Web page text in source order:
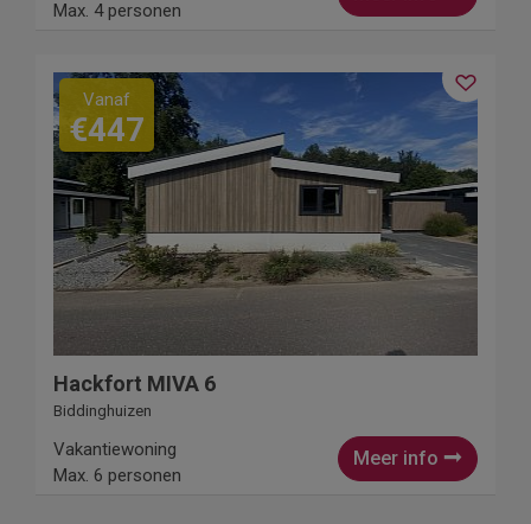
Max. 4 personen
Vanaf
€447
Hackfort MIVA 6
Biddinghuizen
Meer info
Vakantiewoning
Max. 6 personen